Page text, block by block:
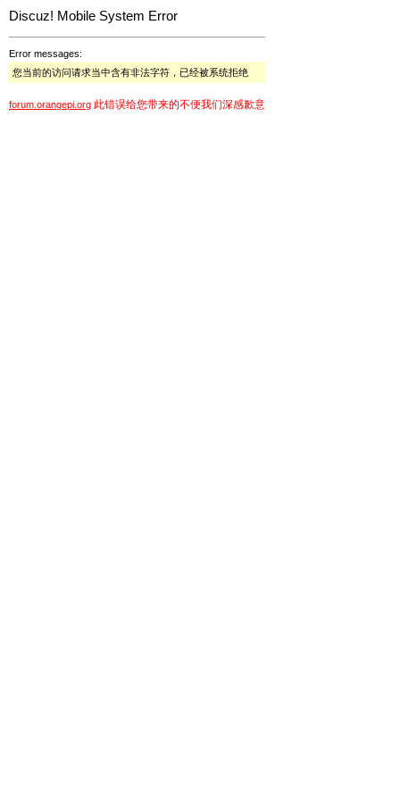
Discuz! Mobile System Error
Error messages:
您当前的访问请求当中含有非法字符，已经被系统拒绝
forum.orangepi.org 此错误给您带来的不便我们深感歉意